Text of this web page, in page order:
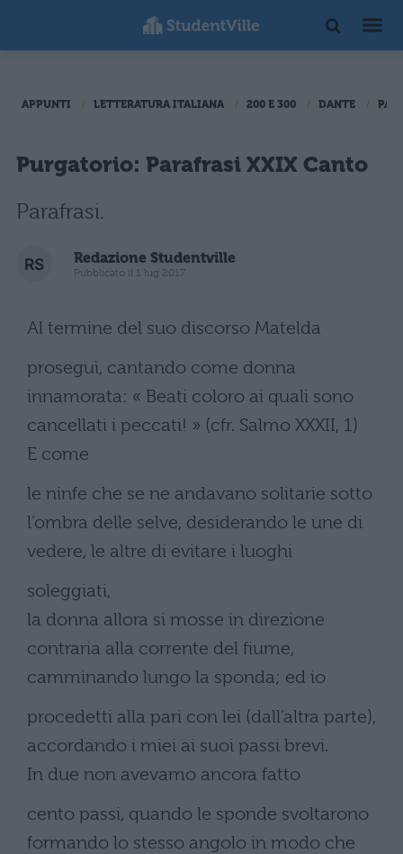
APPUNTI LETTERATURA ITALIANA 200 E 300 DANTE
Purgatorio: Parafrasi XXIX Canto
Parafrasi.
Redazione Studentville
Pubblicato il 1 lug 2017
Al termine del suo discorso Matelda
proseguì, cantando come donna
innamorata: « Beati coloro ai quali sono
cancellati i peccati! » (cfr. Salmo XXXII, 1)
E come
le ninfe che se ne andavano solitarie sotto
l’ombra delle selve, desiderando le une di
vedere, le altre di evitare i luoghi
soleggiati,
la donna allora si mosse in direzione
contraria alla corrente del fiume,
camminando lungo la sponda; ed io
procedetti alla pari con lei (dall’altra parte),
accordando i miei ai suoi passi brevi.
In due non avevamo ancora fatto
cento passi, quando le sponde svoltarono
formando lo stesso angolo in modo che